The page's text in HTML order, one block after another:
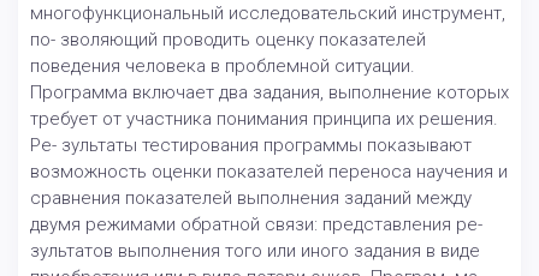
многофункциональный исследовательский инструмент,
по- зволяющий проводить оценку показателей
поведения человека в проблемной ситуации.
Программа включает два задания, выполнение которых
требует от участника понимания принципа их решения.
Ре- зультаты тестирования программы показывают
возможность оценки показателей переноса научения и
сравнения показателей выполнения заданий между
двумя режимами обратной связи: представления ре-
зультатов выполнения того или иного задания в виде